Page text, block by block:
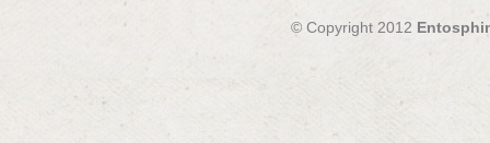
© Copyright 2012